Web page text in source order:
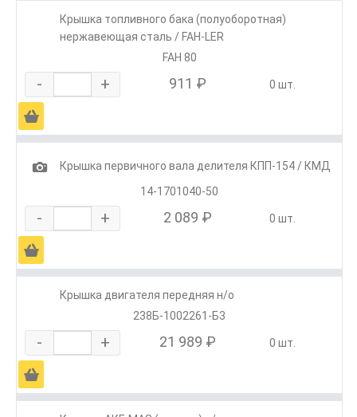
Крышка топливного бака (полуоборотная)
нержавеющая сталь / FAH-LER
FAH 80
- + 911 ₽ 0 шт.
Ä
1
Крышка первичного вала делителя КПП-154 / КМД
14-1701040-50
- + 2 089 ₽ 0 шт.
Ä
Крышка двигателя передняя н/о
238Б-1002261-Б3
- + 21 989 ₽ 0 шт.
Ä